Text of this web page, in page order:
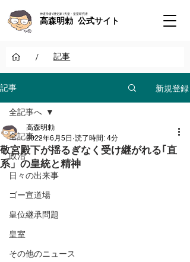
神道学者 / 歴史家 / 天皇・皇室研究者
高森明勅 公式サイト
/ 記事
記事 新規登録
全記事へ
政治
日々の出来事
ゴー宣道場
皇位継承問題
皇室
その他のニュース
全記事へ
敬宮殿下が揺るぎなく受け継がれる｢直
系」の皇統と精神
高森明勅
2022年6月5日 読了時間: 4分